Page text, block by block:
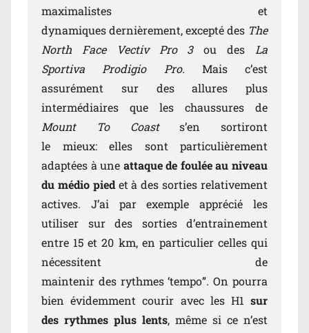
maximalistes et
dynamiques dernièrement, excepté des The
North Face Vectiv Pro 3ou des La
Sportiva Prodigio Pro. Mais c’est
assurément sur des allures plus
intermédiaires que les chaussures de
Mount To Coasts’en sortiront
le mieux: elles sont particulièrement
adaptées à une attaque de foulée au niveau
du médio pied et à des sorties relativement
actives. J’ai par exemple apprécié les
utiliser sur des sorties d’entrainement
entre 15 et 20 km, en particulier celles qui
nécessitent de
maintenir des rythmes ‘tempo”. On pourra
bien évidemment courir avec les H1 sur
des rythmes plus lents, même si ce n’est